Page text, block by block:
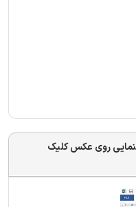
روی عکس کلیک